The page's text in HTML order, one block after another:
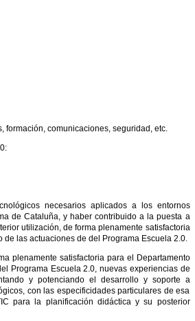
formación, comunicaciones, seguridad, etc.
necesarios aplicados a los entornos
de Cataluña, y haber contribuido a la puesta a
utilización, de forma plenamente satisfactoria
las actuaciones de del Programa Escuela 2.0.
plenamente satisfactoria para el Departamento
Programa Escuela 2.0, nuevas experiencias de
y potenciando el desarrollo y soporte a
con las especificidades particulares de esa
para la planificación didáctica y su posterior